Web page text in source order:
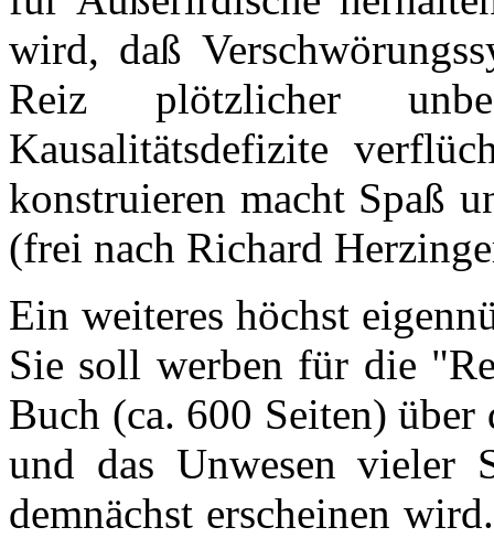
wird, daß
Reiz plötzlicher
Kausalitätsdefizite
konstruieren macht Spaß
(frei nach Richard
Ein weiteres höchst
Sie soll werben für die
Buch (ca. 600 Seiten)
und das Unwesen vieler
demnächst erscheinen